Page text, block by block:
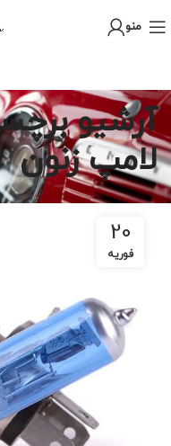
منو
آرشیو
لامپ زنون
20
فوریه